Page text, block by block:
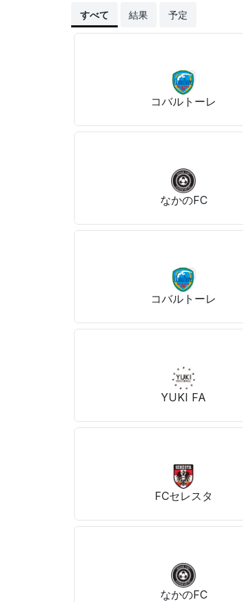
すべて 結果 予定
コバルトーレ
なかのFC
コバルトーレ
YUKI FA
FCセレスタ
なかのFC